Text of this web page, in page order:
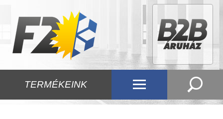
TERMÉKEINK